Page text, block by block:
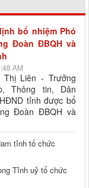
bổ nhiệm Phó
Đoàn ĐBQH và
AM
Liên - Trưởng
Thông tin, Dân
tỉnh được bổ
Đoàn ĐBQH và
tỉnh tổ chức
Tỉnh uỷ tổ chức